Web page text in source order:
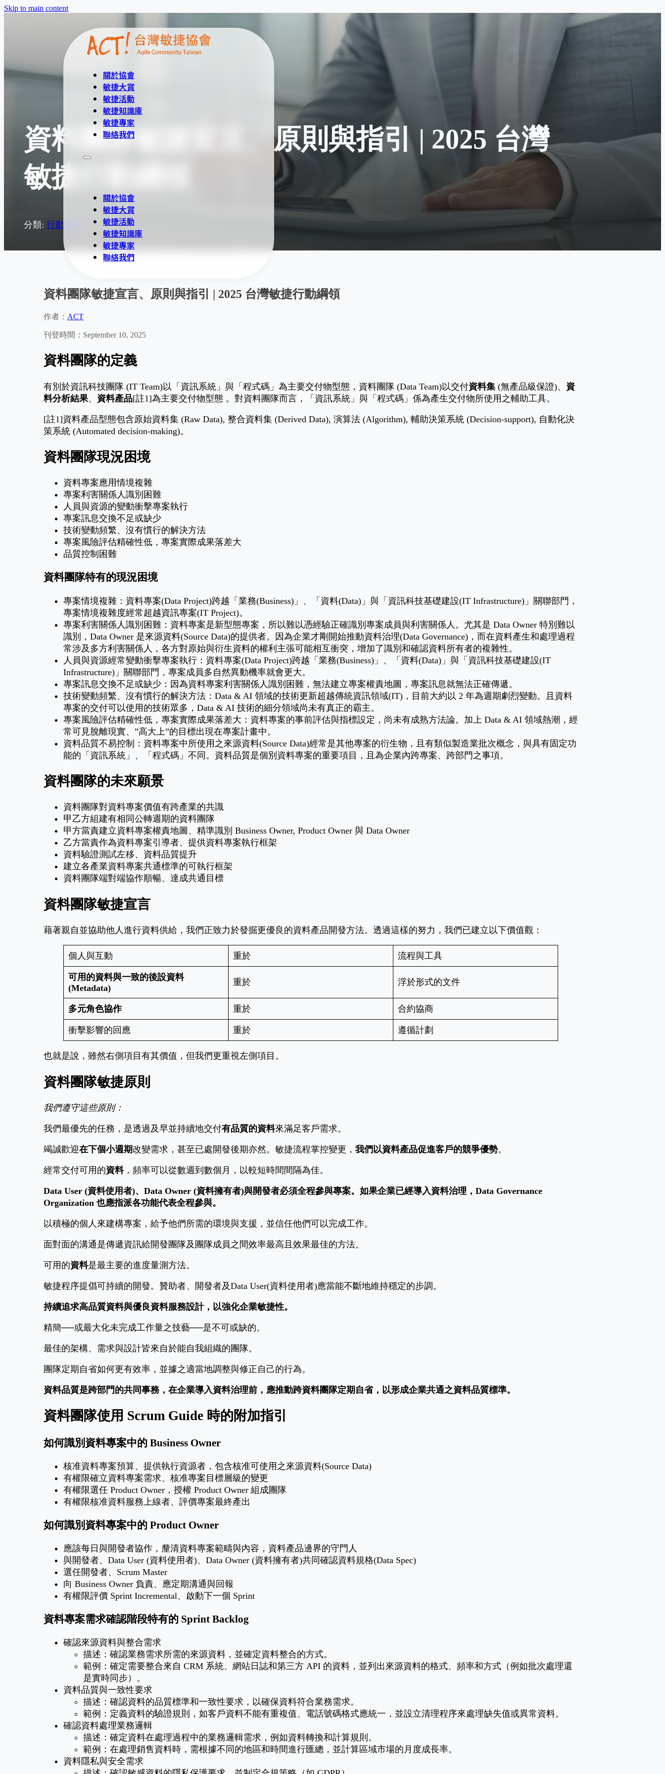
Skip to main content
關於協會
敏捷大賞
敏捷活動
敏捷知識庫
敏捷專家
聯絡我們
關於協會
敏捷大賞
敏捷活動
敏捷知識庫
敏捷專家
聯絡我們
資料團隊敏捷宣言、原則與指引 | 2025 台灣
敏捷行動綱領
分類: 行動綱領
資料團隊敏捷宣言、原則與指引 | 2025 台灣敏捷行動綱領
作者： ACT
刊登時間：September 10, 2025
資料團隊的定義
有別於資訊科技團隊 (IT Team)以「資訊系統」與「程式碼」為主要交付物型態，資料團隊 (Data Team)以交付資料集 (無產品級保證)、 資
料分析結果、 資料產品[註1]為主要交付物型態 。對資料團隊而言，「資訊系統」與「程式碼」係為產生交付物所使用之輔助工具。
[註1]資料產品型態包含原始資料集 (Raw Data), 整合資料集 (Derived Data), 演算法 (Algorithm), 輔助決策系統 (Decision-support), 自動化決
策系統 (Automated decision-making)。
資料團隊現況困境
資料專案應用情境複雜
專案利害關係人識別困難
人員與資源的變動衝擊專案執行
專案訊息交換不足或缺少
技術變動頻繁、沒有慣行的解決方法
專案風險評估精確性低，專案實際成果落差大
品質控制困難
資料團隊特有的現況困境
專案情境複雜：資料專案(Data Project)跨越「業務(Business)」、「資料(Data)」與「資訊科技基礎建設(IT Infrastructure)」關聯部門，
專案情境複雜度經常超越資訊專案(IT Project)。
專案利害關係人識別困難：資料專案是新型態專案，所以難以憑經驗正確識別專案成員與利害關係人。尤其是 Data Owner 特別難以
識別，Data Owner 是來源資料(Source Data)的提供者。因為企業才剛開始推動資料治理(Data Governance)，而在資料產生和處理過程
常涉及多方利害關係人，各方對原始與衍生資料的權利主張可能相互衝突，增加了識別和確認資料所有者的複雜性。
人員與資源經常變動衝擊專案執行：資料專案(Data Project)跨越「業務(Business)」、「資料(Data)」與「資訊科技基礎建設(IT
Infrastructure)」關聯部門，專案成員多自然異動機率就會更大。
專案訊息交換不足或缺少：因為資料專案利害關係人識別困難，無法建立專案權責地圖，專案訊息就無法正確傳遞。
技術變動頻繁、沒有慣行的解決方法：Data & AI 領域的技術更新超越傳統資訊領域(IT)，目前大約以 2 年為週期劇烈變動。且資料
專案的交付可以使用的技術眾多，Data & AI 技術的細分領域尚未有真正的霸主。
專案風險評估精確性低，專案實際成果落差大：資料專案的事前評估與指標設定，尚未有成熟方法論。加上 Data & AI 領域熱潮，經
常可見脫離現實、”高大上”的目標出現在專案計畫中。
資料品質不易控制：資料專案中所使用之來源資料(Source Data)經常是其他專案的衍生物，且有類似製造業批次概念，與具有固定功
能的「資訊系統」、「程式碼」不同。資料品質是個別資料專案的重要項目，且為企業內跨專案、跨部門之事項。
資料團隊的未來願景
資料團隊對資料專案價值有跨產業的共識
甲乙方組建有相同公轉週期的資料團隊
甲方當責建立資料專案權責地圖、精準識別 Business Owner, Product Owner 與 Data Owner
乙方當責作為資料專案引導者、提供資料專案執行框架
資料驗證測試左移、資料品質提升
建立各產業資料專案共通標準的可執行框架
資料團隊端對端協作順暢、達成共通目標
資料團隊敏捷宣言
藉著親自並協助他人進行資料供給，我們正致力於發掘更優良的資料產品開發方法。透過這樣的努力，我們已建立以下價值觀：
個人與互動 重於 流程與工具
可用的資料與一致的後設資料
(Metadata)
重於 浮於形式的文件
多元角色協作 重於 合約協商
衝擊影響的回應 重於 遵循計劃
也就是說，雖然右側項目有其價值，但我們更重視左側項目。
資料團隊敏捷原則
我們遵守這些原則：
我們最優先的任務，是透過及早並持續地交付有品質的資料來滿足客戶需求。
竭誠歡迎在下個小週期改變需求，甚至已處開發後期亦然。敏捷流程掌控變更， 我們以資料產品促進客戶的競爭優勢。
經常交付可用的資料，頻率可以從數週到數個月，以較短時間間隔為佳。
Data User (資料使用者)、Data Owner (資料擁有者)與開發者必須全程參與專案。如果企業已經導入資料治理，Data Governance
Organization 也應指派各功能代表全程參與。
以積極的個人來建構專案，給予他們所需的環境與支援，並信任他們可以完成工作。
面對面的溝通是傳遞資訊給開發團隊及團隊成員之間效率最高且效果最佳的方法。
可用的資料是最主要的進度量測方法。
敏捷程序提倡可持續的開發。贊助者、開發者及Data User(資料使用者)應當能不斷地維持穩定的步調。
持續追求高品質資料與優良資料服務設計，以強化企業敏捷性。
精簡──或最大化未完成工作量之技藝──是不可或缺的。
最佳的架構、需求與設計皆來自於能自我組織的團隊。
團隊定期自省如何更有效率，並據之適當地調整與修正自己的行為。
資料品質是跨部門的共同事務，在企業導入資料治理前，應推動跨資料團隊定期自省，以形成企業共通之資料品質標準。
資料團隊使用 Scrum Guide 時的附加指引
如何識別資料專案中的 Business Owner
核准資料專案預算、提供執行資源者，包含核准可使用之來源資料(Source Data)
有權限確立資料專案需求、核准專案目標層級的變更
有權限選任 Product Owner，授權 Product Owner 組成團隊
有權限核准資料服務上線者、評價專案最終產出
如何識別資料專案中的 Product Owner
應該每日與開發者協作，釐清資料專案範疇與內容，資料產品邊界的守門人
與開發者、Data User (資料使用者)、Data Owner (資料擁有者)共同確認資料規格(Data Spec)
選任開發者、Scrum Master
向 Business Owner 負責、應定期溝通與回報
有權限評價 Sprint Incremental、啟動下一個 Sprint
資料專案需求確認階段特有的 Sprint Backlog
確認來源資料與整合需求
描述：確認業務需求所需的來源資料，並確定資料整合的方式。
範例：確定需要整合來自 CRM 系統、網站日誌和第三方 API 的資料，並列出來源資料的格式、頻率和方式（例如批次處理還
是實時同步）。
資料品質與一致性要求
描述：確認資料的品質標準和一致性要求，以確保資料符合業務需求。
範例：定義資料的驗證規則，如客戶資料不能有重複值、電話號碼格式應統一，並設立清理程序來處理缺失值或異常資料。
確認資料處理業務邏輯
描述：確定資料在處理過程中的業務邏輯需求，例如資料轉換和計算規則。
範例：在處理銷售資料時，需根據不同的地區和時間進行匯總，並計算區域市場的月度成長率。
資料隱私與安全需求